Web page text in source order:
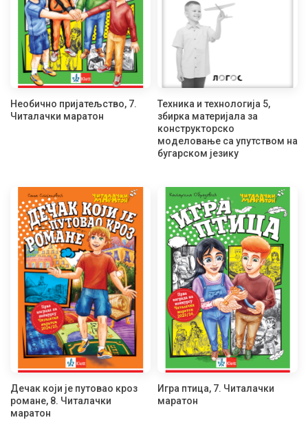
Необично пријатељство, 7.
Читалачки маратон
Техника и технологија 5,
збирка материјала за
конструкторско
моделовање са упутством на
бугарском језику
Дечак који је путовао кроз
романе, 8. Читалачки
маратон
Игра птица, 7. Читалачки
маратон